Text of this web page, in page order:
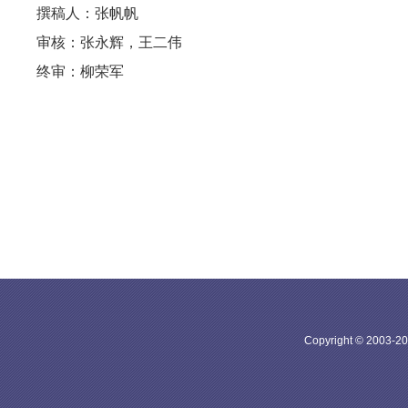
撰稿人：张帆帆
审核：张永辉，王二伟
终审：柳荣军
Copyright © 2003-